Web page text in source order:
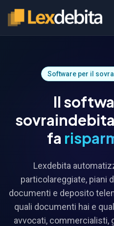
Software per il
Il
fa
Lexdebita
particolareggiate, piani
documenti e deposito
quali documenti hai e
avvocati, commercialisti,